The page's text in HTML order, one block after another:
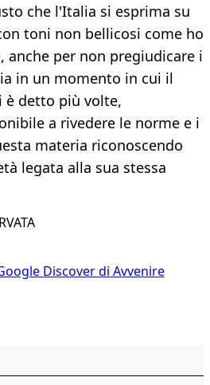
che l'Italia si esprima su
toni non bellicosi come ho
anche per non pregiudicare i
in un momento in cui il
è detto più volte,
a rivedere le norme e i
materia riconoscendo
legata alla sua stessa
Discover di Avvenire